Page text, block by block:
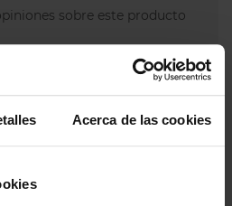
Acerca de las cookies
sobre este producto
PUEDE